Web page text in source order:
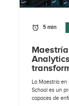
5 min
La Maestría en
School es un
capaces de